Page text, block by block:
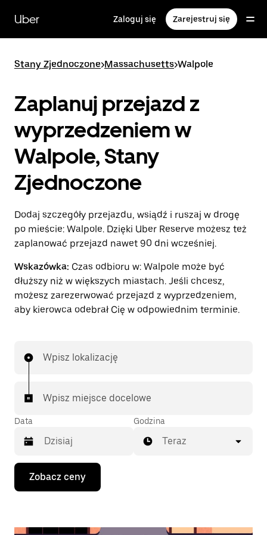
głównej
zawartości
Uber Zaloguj się Zarejestruj się
Stany Zjednoczone>Massachusetts>Walpole
Zaplanuj przejazd z
wyprzedzeniem w
Walpole, Stany
Zjednoczone
Dodaj szczegóły przejazdu, wsiądź i ruszaj w drogę
po mieście: Walpole. Dzięki Uber Reserve możesz też
zaplanować przejazd nawet 90 dni wcześniej.
Wskazówka: Czas odbioru w: Walpole może być
dłuższy niż w większych miastach. Jeśli chcesz,
możesz zarezerwować przejazd z wyprzedzeniem,
aby kierowca odebrał Cię w odpowiednim terminie.
Wpisz lokalizację
Wpisz miejsce docelowe
Data
Naciśnij
klawisz
strzałki
Godzina
Teraz
Zobacz ceny